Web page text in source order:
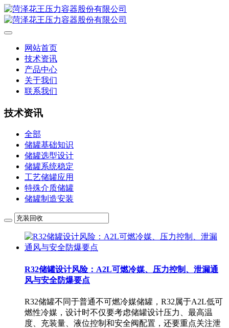
网站首页
技术资讯
产品中心
关于我们
联系我们
技术资讯
全部
储罐基础知识
储罐选型设计
储罐系统稳定
工艺储罐应用
特殊介质储罐
储罐制造安装
R32储罐设计风险：A2L可燃冷媒、压力控制、泄漏通
风与安全防爆要点
R32储罐不同于普通不可燃冷媒储罐，R32属于A2L低可
燃性冷媒，设计时不仅要考虑储罐设计压力、最高温
度、充装量、液位控制和安全阀配置，还要重点关注泄